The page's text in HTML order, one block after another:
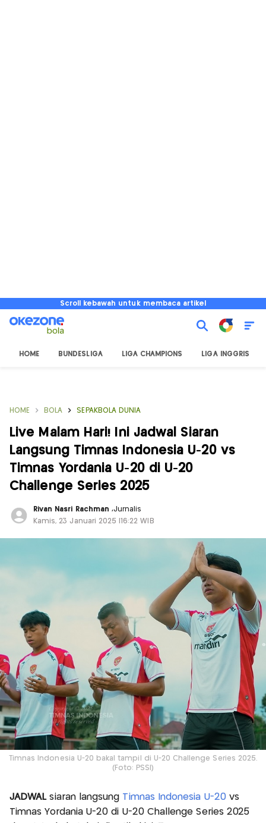
Scroll kebawah untuk membaca artikel
HOME BUNDESLIGA LIGA CHAMPIONS LIGA INGGRIS
HOME BOLA SEPAKBOLA DUNIA
Live Malam Hari! Ini Jadwal Siaran
Langsung Timnas Indonesia U-20 vs
Timnas Yordania U-20 di U-20
Challenge Series 2025
Rivan Nasri Rachman ,Jurnalis
Kamis, 23 Januari 2025 |16:22 WIB
Timnas Indonesia U-20 bakal tampil di U-20 Challenge Series 2025.
(Foto: PSSI)
JADWALsiaran langsung Timnas Indonesia U-20vs
Timnas Yordania U-20 di U-20 Challenge Series 2025